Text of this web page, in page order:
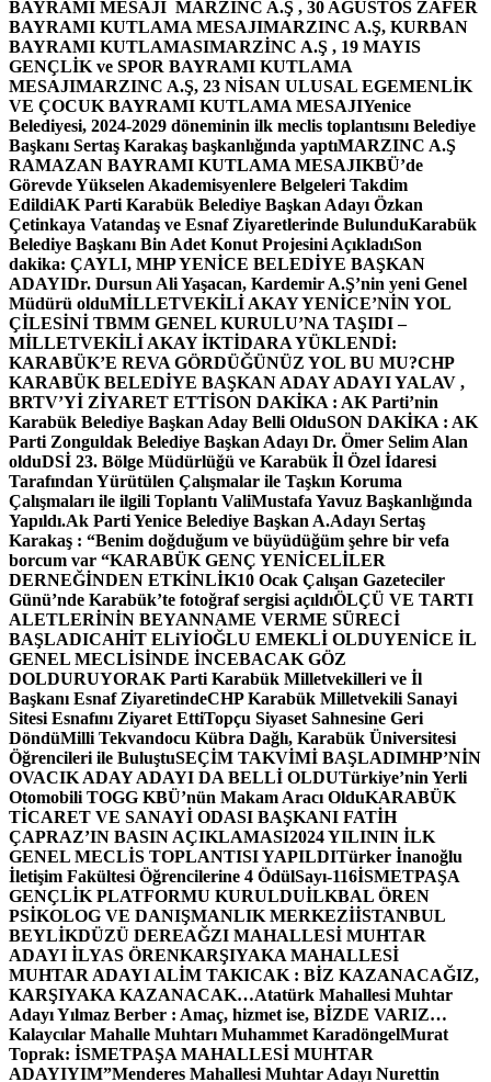
BAYRAMI MESAJI MARZINC A.Ş , 30 AĞUSTOS ZAFER
BAYRAMI KUTLAMA MESAJIMARZINC A.Ş, KURBAN
BAYRAMI KUTLAMASIMARZİNC A.Ş , 19 MAYIS
GENÇLİK ve SPOR BAYRAMI KUTLAMA
MESAJIMARZINC A.Ş, 23 NİSAN ULUSAL EGEMENLİK
VE ÇOCUK BAYRAMI KUTLAMA MESAJIYenice
Belediyesi, 2024-2029 döneminin ilk meclis toplantısını Belediye
Başkanı Sertaş Karakaş başkanlığında yaptıMARZINC A.Ş
RAMAZAN BAYRAMI KUTLAMA MESAJIKBÜ’de
Görevde Yükselen Akademisyenlere Belgeleri Takdim
EdildiAK Parti Karabük Belediye Başkan Adayı Özkan
Çetinkaya Vatandaş ve Esnaf Ziyaretlerinde BulunduKarabük
Belediye Başkanı Bin Adet Konut Projesini AçıkladıSon
dakika: ÇAYLI, MHP YENİCE BELEDİYE BAŞKAN
ADAYIDr. Dursun Ali Yaşacan, Kardemir A.Ş’nin yeni Genel
Müdürü olduMİLLETVEKİLİ AKAY YENİCE’NİN YOL
ÇİLESİNİ TBMM GENEL KURULU’NA TAŞIDI –
MİLLETVEKİLİ AKAY İKTİDARA YÜKLENDİ:
KARABÜK’E REVA GÖRDÜĞÜNÜZ YOL BU MU?CHP
KARABÜK BELEDİYE BAŞKAN ADAY ADAYI YALAV ,
BRTV’Yİ ZİYARET ETTİSON DAKİKA : AK Parti’nin
Karabük Belediye Başkan Aday Belli OlduSON DAKİKA : AK
Parti Zonguldak Belediye Başkan Adayı Dr. Ömer Selim Alan
olduDSİ 23. Bölge Müdürlüğü ve Karabük İl Özel İdaresi
Tarafından Yürütülen Çalışmalar ile Taşkın Koruma
Çalışmaları ile ilgili Toplantı ValiMustafa Yavuz Başkanlığında
Yapıldı.Ak Parti Yenice Belediye Başkan A.Adayı Sertaş
Karakaş : “Benim doğduğum ve büyüdüğüm şehre bir vefa
borcum var “KARABÜK GENÇ YENİCELİLER
DERNEĞİNDEN ETKİNLİK10 Ocak Çalışan Gazeteciler
Günü’nde Karabük’te fotoğraf sergisi açıldıÖLÇÜ VE TARTI
ALETLERİNİN BEYANNAME VERME SÜRECİ
BAŞLADICAHİT ELiYİOĞLU EMEKLİ OLDUYENİCE İL
GENEL MECLİSİNDE İNCEBACAK GÖZ
DOLDURUYORAK Parti Karabük Milletvekilleri ve İl
Başkanı Esnaf ZiyaretindeCHP Karabük Milletvekili Sanayi
Sitesi Esnafını Ziyaret EttiTopçu Siyaset Sahnesine Geri
DöndüMilli Tekvandocu Kübra Dağlı, Karabük Üniversitesi
Öğrencileri ile BuluştuSEÇİM TAKVİMİ BAŞLADIMHP’NİN
OVACIK ADAY ADAYI DA BELLİ OLDUTürkiye’nin Yerli
Otomobili TOGG KBÜ’nün Makam Aracı OlduKARABÜK
TİCARET VE SANAYİ ODASI BAŞKANI FATİH
ÇAPRAZ’IN BASIN AÇIKLAMASI2024 YILININ İLK
GENEL MECLİS TOPLANTISI YAPILDITürker İnanoğlu
İletişim Fakültesi Öğrencilerine 4 ÖdülSayı-116İSMETPAŞA
GENÇLİK PLATFORMU KURULDUİLKBAL ÖREN
PSİKOLOG VE DANIŞMANLIK MERKEZİİSTANBUL
BEYLİKDÜZÜ DEREAĞZI MAHALLESİ MUHTAR
ADAYI İLYAS ÖRENKARŞIYAKA MAHALLESİ
MUHTAR ADAYI ALİM TAKICAK : BİZ KAZANACAĞIZ,
KARŞIYAKA KAZANACAK…Atatürk Mahallesi Muhtar
Adayı Yılmaz Berber : Amaç, hizmet ise, BİZDE VARIZ…
Kalaycılar Mahalle Muhtarı Muhammet KaradöngelMurat
Toprak: İSMETPAŞA MAHALLESİ MUHTAR
ADAYIYIM”Menderes Mahallesi Muhtar Adayı Nurettin